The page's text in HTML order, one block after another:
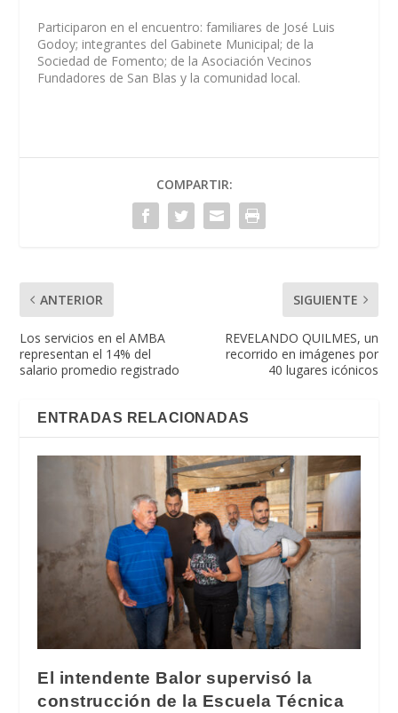
Participaron en el encuentro: familiares de José Luis
Godoy; integrantes del Gabinete Municipal; de la
Sociedad de Fomento; de la Asociación Vecinos
Fundadores de San Blas y la comunidad local.
COMPARTIR:
ANTERIOR
Los servicios en el AMBA
representan el 14% del
salario promedio registrado
SIGUIENTE
REVELANDO QUILMES, un
recorrido en imágenes por
40 lugares icónicos
ENTRADAS RELACIONADAS
El intendente Balor supervisó la
construcción de la Escuela Técnica